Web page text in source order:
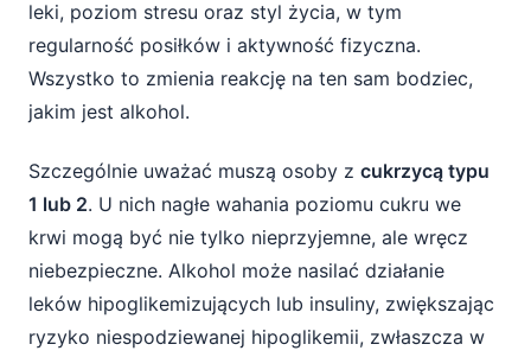
leki, poziom stresu oraz styl życia, w tym
regularność posiłków i aktywność fizyczna.
Wszystko to zmienia reakcję na ten sam bodziec,
jakim jest alkohol.
Szczególnie uważać muszą osoby z cukrzycą typu
1 lub 2. U nich nagłe wahania poziomu cukru we
krwi mogą być nie tylko nieprzyjemne, ale wręcz
niebezpieczne. Alkohol może nasilać działanie
leków hipoglikemizujących lub insuliny, zwiększając
ryzyko niespodziewanej hipoglikemii, zwłaszcza w